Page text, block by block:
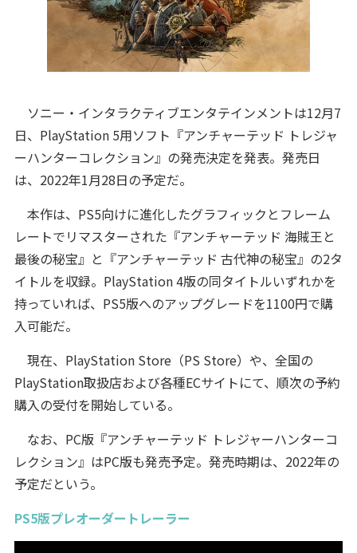
ソニー・インタラクティブエンタテインメントは12月7
日、PlayStation 5用ソフト『アンチャーテッド トレジャ
ーハンターコレクション』の発売決定を発表。発売日
は、2022年1月28日の予定だ。
本作は、PS5向けに進化したグラフィックとフレーム
レートでリマスターされた『アンチャーテッド 海賊王と
最後の秘宝』と『アンチャーテッド 古代神の秘宝』の2タ
イトルを収録。PlayStation 4版の同タイトルいずれかを
持っていれば、PS5版へのアップグレードを1100円で購
入可能だ。
現在、PlayStation Store（PS Store）や、全国の
PlayStation取扱店および各種ECサイトにて、順次の予約
購入の受付を開始している。
なお、PC版『アンチャーテッド トレジャーハンターコ
レクション』はPC版も発売予定。発売時期は、2022年の
予定だという。
PS5版プレオーダートレーラー